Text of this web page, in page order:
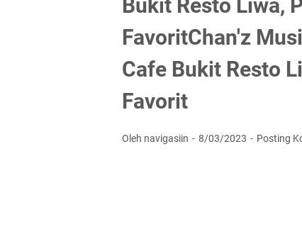
Bukit Resto Liwa,
FavoritChan'z
Cafe Bukit Resto
Favorit
Oleh navigasiin 8/03/2023 Posting